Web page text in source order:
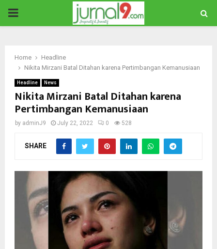
PRIMARY
Home
Headline
Nikita Mirzani Batal Ditahan karena Pertimbangan Kemanusiaan
Headline News
Nikita Mirzani Batal Ditahan karena
Pertimbangan Kemanusiaan
by adminJ9 July 22, 2022 0 528
SHARE